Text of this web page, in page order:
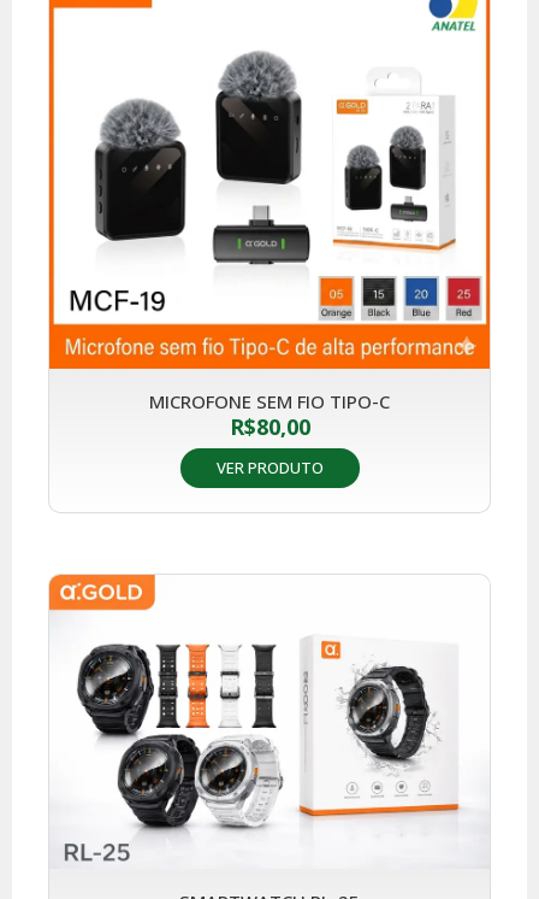
MICROFONE SEM FIO TIPO-C
R$80,00
VER PRODUTO